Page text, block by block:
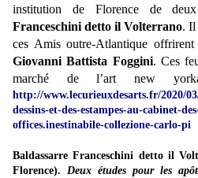
institution de Florence de
Franceschini detto il Volterrano. Il
ces Amis outre-Atlantique offrirent
Giovanni Battista Foggini.Ces
marché de l’art new
http://www.lecurieuxdesarts.fr/2020/
dessins-et-des-estampes-au-cabinet-
offices.inestinabile-collezione-carlo-pi
Baldassarre Franceschini detto il
Florence). Deux études pour les